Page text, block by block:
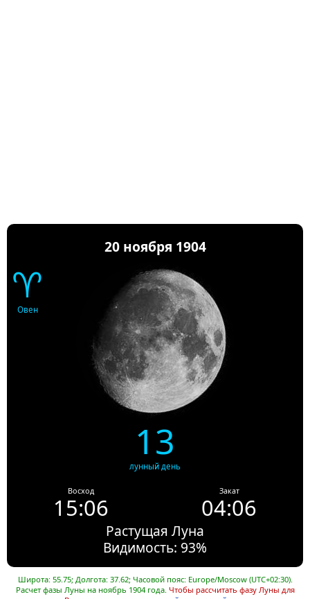
20 ноября 1904
♈
Овен
13
лунный день
Восход
15:06
Закат
04:06
Растущая Луна
Видимость: 93%
Широта: 55.75; Долгота: 37.62; Часовой пояс: Europe/Moscow (UTC+02:30).
Расчет фазы Луны на ноябрь 1904 года. Чтобы рассчитать фазу Луны для